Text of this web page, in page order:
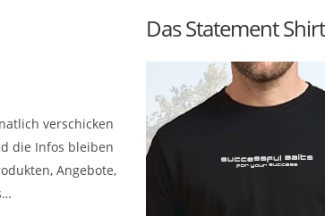
verschicken
die Infos bleiben
Angebote,
Das Statement